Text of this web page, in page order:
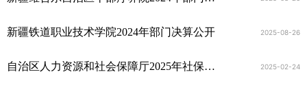
新疆铁道职业技术学院2024年部门决算公开 2025-08-26
自治区人力资源和社会保障厅2025年社保基金预算公开 2025-02-24